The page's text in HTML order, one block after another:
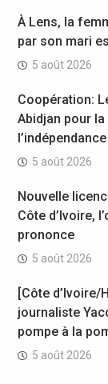
À Lens, la
par son mari
5 août 2026
Coopération:
Abidjan pour
l’indépendance
5 août 2026
Nouvelle
Côte d’Ivoire,
prononce
5 août 2026
[Côte
journaliste
pompe à la
5 août 2026